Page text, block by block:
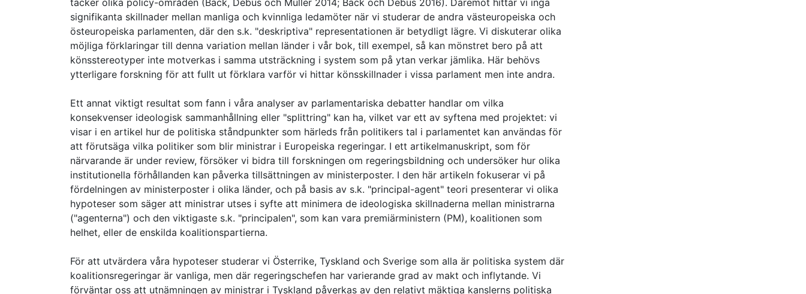
täcker olika policy-områden (Bäck, Debus och Müller 2014; Bäck och Debus 2016). Däremot hittar vi inga
signifikanta skillnader mellan manliga och kvinnliga ledamöter när vi studerar de andra västeuropeiska och
östeuropeiska parlamenten, där den s.k. "deskriptiva" representationen är betydligt lägre. Vi diskuterar olika
möjliga förklaringar till denna variation mellan länder i vår bok, till exempel, så kan mönstret bero på att
könsstereotyper inte motverkas i samma utsträckning i system som på ytan verkar jämlika. Här behövs
ytterligare forskning för att fullt ut förklara varför vi hittar könsskillnader i vissa parlament men inte andra.
Ett annat viktigt resultat som fann i våra analyser av parlamentariska debatter handlar om vilka
konsekvenser ideologisk sammanhållning eller "splittring" kan ha, vilket var ett av syftena med projektet: vi
visar i en artikel hur de politiska ståndpunkter som härleds från politikers tal i parlamentet kan användas för
att förutsäga vilka politiker som blir ministrar i Europeiska regeringar. I ett artikelmanuskript, som för
närvarande är under review, försöker vi bidra till forskningen om regeringsbildning och undersöker hur olika
institutionella förhållanden kan påverka tillsättningen av ministerposter. I den här artikeln fokuserar vi på
fördelningen av ministerposter i olika länder, och på basis av s.k. "principal-agent" teori presenterar vi olika
hypoteser som säger att ministrar utses i syfte att minimera de ideologiska skillnaderna mellan ministrarna
("agenterna") och den viktigaste s.k. "principalen", som kan vara premiärministern (PM), koalitionen som
helhet, eller de enskilda koalitionspartierna.
För att utvärdera våra hypoteser studerar vi Österrike, Tyskland och Sverige som alla är politiska system där
koalitionsregeringar är vanliga, men där regeringschefen har varierande grad av makt och inflytande. Vi
förväntar oss att utnämningen av ministrar i Tyskland påverkas av den relativt mäktiga kanslerns politiska